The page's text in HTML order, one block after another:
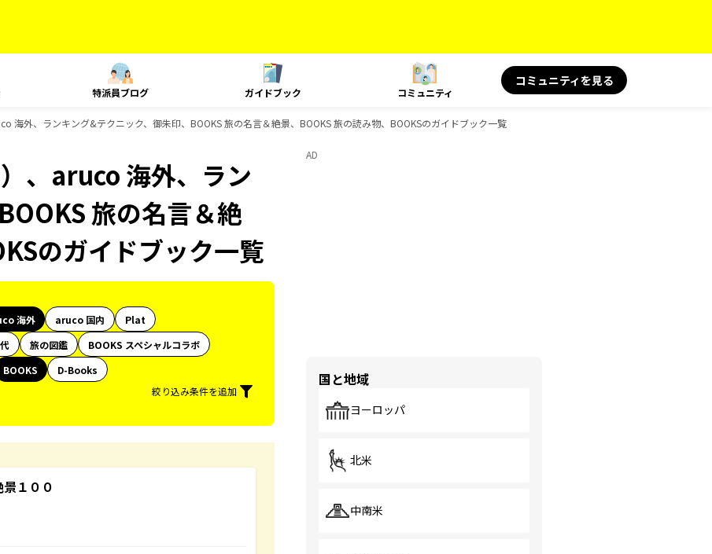
特派員ブログ ガイドブック コミュニティ
コミュニティを見る
海外、ランキング&テクニック、御朱印、BOOKS 旅の名言＆絶景、BOOKS 旅の読み物、BOOKSのガイドブック一覧
、aruco 海外、ラン
旅の名言＆絶
のガイドブック一覧
海外 aruco 国内
Plat
旅の図鑑
BOOKS スペシャルコラボ
BOOKS
D-Books
絞り込み条件を追加
１００
AD
国と地域
ヨーロッパ
北米
中南米